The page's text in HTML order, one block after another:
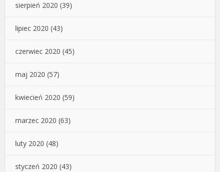
sierpień 2020 (39)
lipiec 2020 (43)
czerwiec 2020 (45)
maj 2020 (57)
kwiecień 2020 (59)
marzec 2020 (63)
luty 2020 (48)
styczeń 2020 (43)